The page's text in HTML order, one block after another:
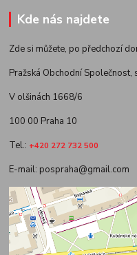
Kde nás najdete
Zde si můžete, po předchozí
Pražská Obchodní Společnost,
V olšinách 1668/6
100 00 Praha 10
Tel.: +420 272 732 500
E-mail: pospraha@gmail.com